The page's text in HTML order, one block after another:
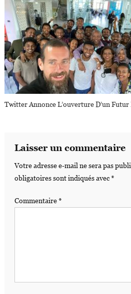
Twitter Annonce L’ouverture D’un Futur
Laisser un commentaire
Votre adresse e-mail ne sera pas
obligatoires sont indiqués avec*
Commentaire*